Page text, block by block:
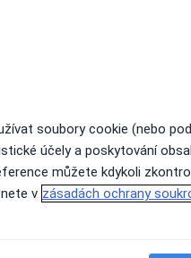
Srpen
Ne
9 Srpen
Po
10 Srpen
soubory cookie (nebo
účely a poskytování
můžete kdykoli
v zásadách ochrany